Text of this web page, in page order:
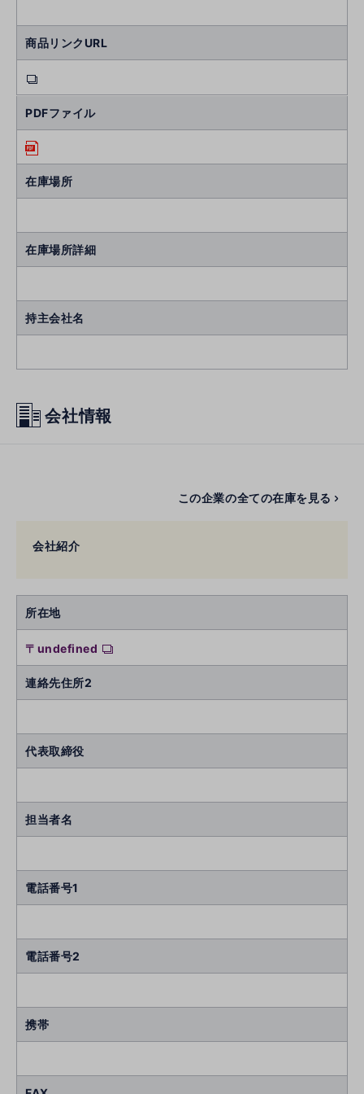
商品リンクURL
PDFファイル
在庫場所
在庫場所詳細
持主会社名
会社情報
この企業の全ての在庫を見る
会社紹介
所在地
〒undefined
連絡先住所2
代表取締役
担当者名
電話番号1
電話番号2
携帯